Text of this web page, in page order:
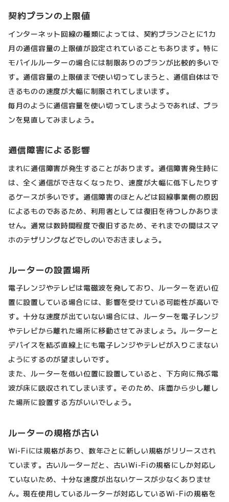
契約プランの上限値
インターネット回線の種類によっては、契約プランごとに1カ
月の通信容量の上限値が設定されていることもあります。特に
モバイルルーターの場合には制限ありのプランが比較的多いで
す。通信容量の上限値まで使い切ってしまうと、通信自体はで
きるものの速度が大幅に制限されてしまいます。
毎月のように通信容量を使い切ってしまうようであれば、プラ
ンを見直してみましょう。
通信障害による影響
まれに通信障害が発生することがあります。通信障害発生時に
は、全く通信ができなくなったり、速度が大幅に低下したりす
るケースが多いです。通信障害のほとんどは回線事業側の原因
によるものであるため、利用者としては復旧を待つしかありま
せん。通常は数時間程度で復旧するため、それまでの間はスマ
ホのテザリングなどでしのいでおきましょう。
ルーターの設置場所
電子レンジやテレビは電磁波を発しており、ルーターを近い位
置に設置している場合には、影響を受けている可能性が高いで
す。十分な速度が出ていない場合には、ルーターを電子レンジ
やテレビから離れた場所に移動させてみましょう。ルーターと
デバイスを結ぶ直線上にも電子レンジやテレビが入りこまない
ようにするのが望ましいです。
また、ルーターを低い位置に設置していると、下方向に飛ぶ電
波が床に吸収されてしまいます。そのため、床面から少し離し
た場所に設置する方がいいでしょう。
ルーターの規格が古い
Wi-Fiには規格があり、数年ごとに新しい規格がリリースされ
ています。古いルーターだと、古いWi-Fiの規格にしか対応し
ていないため、十分な速度が出ないケースが少なくありませ
ん。現在使用しているルーターが対応しているWi-Fiの規格を